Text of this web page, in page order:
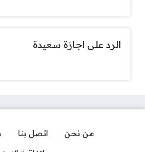
الرد على اجازة سعيدة
من نحن اتصل بنا